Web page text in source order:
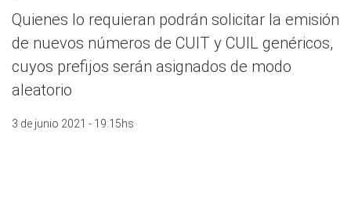
Quienes lo requieran podrán solicitar la emisión
de nuevos números de CUIT y CUIL genéricos,
cuyos prefijos serán asignados de modo
aleatorio
3 de junio 2021 - 19:15hs